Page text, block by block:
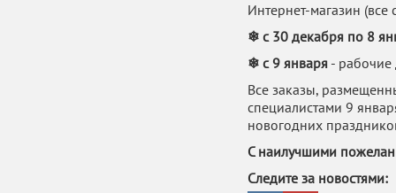
Интернет-магазин
❄ с 30 декабря по 8
❄ с 9 января -
Все заказы,
специалистами 9
новогодних
С наилучшими
Следите за новостями: